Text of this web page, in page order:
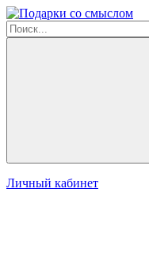
Личный кабинет